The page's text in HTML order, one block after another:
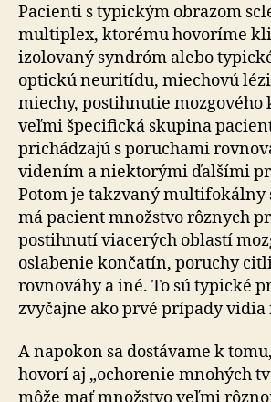
Pacienti s typickým obrazom
multiplex, ktorému hovoríme
izolovaný syndróm alebo
optickú neuritídu, miechovú
miechy, postihnutie mozgového
veľmi špecifická skupina
prichádzajú s poruchami
videním a niektorými ďalšími
Potom je takzvaný multifokálny
má pacient množstvo rôznych
postihnutí viacerých oblastí
oslabenie končatín, poruchy
rovnováhy a iné. To sú typické
zvyčajne ako prvé prípady vidia
A napokon sa dostávame k
hovorí aj „ochorenie mnohých